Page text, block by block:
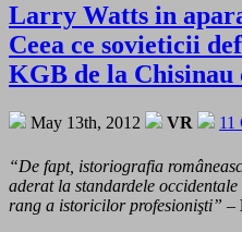
Larry Watts in
Ceea ce sovieticii
KGB de la
May 13th, 2012 VR 11
“De fapt, istoriografia
aderat la standardele
rang a istoricilor profesionişti” –